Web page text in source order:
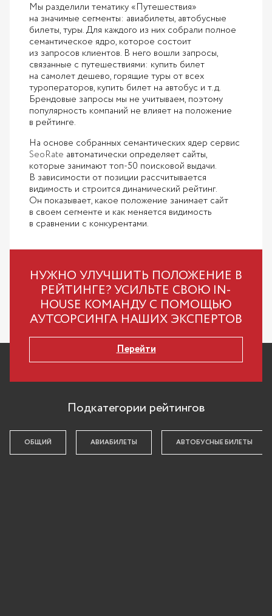
Мы разделили тематику «Путешествия»
на значимые сегменты: авиабилеты, автобусные
билеты, туры. Для каждого из них собрали полное
семантическое ядро, которое состоит
из запросов клиентов. В него вошли запросы,
связанные с путешествиями: купить билет
на самолет дешево, горящие туры от всех
туроператоров, купить билет на автобус и т.д.
Брендовые запросы мы не учитываем, поэтому
популярность компаний не влияет на положение
в рейтинге.
На основе собранных семантических ядер сервис
SeoRate автоматически определяет сайты,
которые занимают топ-50 поисковой выдачи.
В зависимости от позиции рассчитывается
видимость и строится динамический рейтинг.
Он показывает, какое положение занимает сайт
в своем сегменте и как меняется видимость
в сравнении с конкурентами.
НУЖНО УЛУЧШИТЬ ПОЛОЖЕНИЕ В
РЕЙТИНГЕ? УСИЛЬТЕ СВОЮ IN-
HOUSE КОМАНДУ С ПОМОЩЬЮ
АУТСОРСИНГА НАШИХ ЭКСПЕРТОВ
Перейти
Подкатегории рейтингов
ОБЩИЙ АВИАБИЛЕТЫ АВТОБУСНЫЕ БИЛЕТЫ